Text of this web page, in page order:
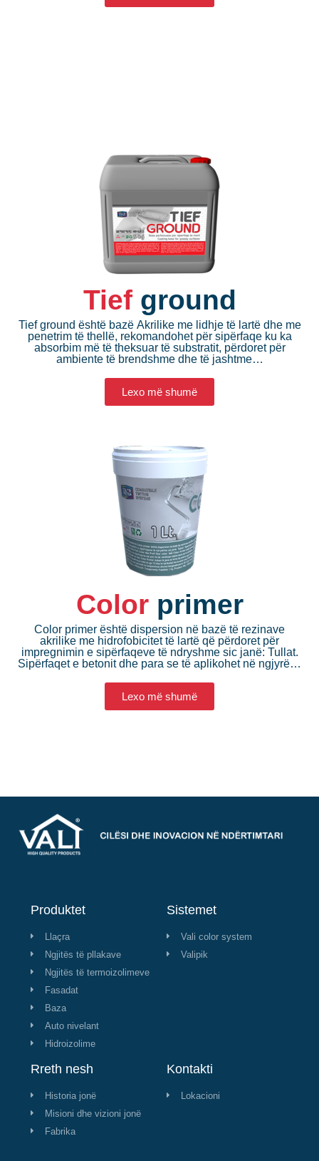
Tief ground
Tief ground është bazë Akrilike me lidhje të lartë dhe me
penetrim të thellë, rekomandohet për sipërfaqe ku ka
absorbim më të theksuar të substratit, përdoret për
ambiente të brendshme dhe të jashtme…
Lexo më shumë
Color primer
Color primer është dispersion në bazë të rezinave
akrilike me hidrofobicitet të lartë që përdoret për
impregnimin e sipërfaqeve të ndryshme sic janë: Tullat.
Sipërfaqet e betonit dhe para se të aplikohet në ngjyrë…
Lexo më shumë
Produktet
Llaçra
Ngjitës të pllakave
Ngjitës të termoizolimeve
Fasadat
Baza
Auto nivelant
Hidroizolime
Sistemet
Vali color system
Valipik
Rreth nesh
Historia jonë
Misioni dhe vizioni jonë
Fabrika
Kontakti
Lokacioni